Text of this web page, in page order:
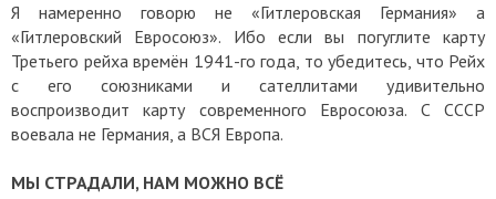
Я намеренно говорю не «Гитлеровская Германия» а
«Гитлеровский Евросоюз». Ибо если вы погуглите карту
Третьего рейха времён 1941-го года, то убедитесь, что Рейх
с его союзниками и сателлитами удивительно
воспроизводит карту современного Евросоюза. С СССР
воевала не Германия, а ВСЯ Европа.
МЫ СТРАДАЛИ, НАМ МОЖНО ВСЁ